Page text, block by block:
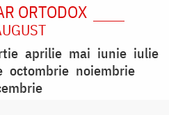
ORTODOX
aprilie mai iunie iulie
octombrie noiembrie